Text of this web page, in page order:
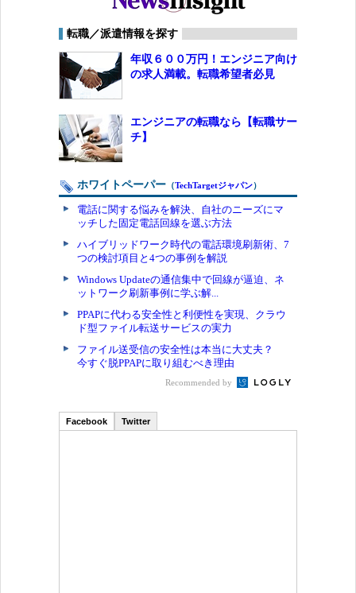
転職／派遣情報を探す
年収６００万円！エンジニア向け
の求人満載。転職希望者必見
エンジニアの転職なら【転職サー
チ】
ホワイトペーパー （TechTargetジャパン）
電話に関する悩みを解決、自社のニーズにマ
ッチした固定電話回線を選ぶ方法
ハイブリッドワーク時代の電話環境刷新術、7
つの検討項目と4つの事例を解説
Windows Updateの通信集中で回線が逼迫、ネ
ットワーク刷新事例に学ぶ解...
PPAPに代わる安全性と利便性を実現、クラウ
ド型ファイル転送サービスの実力
ファイル送受信の安全性は本当に大丈夫？
今すぐ脱PPAPに取り組むべき理由
Recommended by
Facebook Twitter